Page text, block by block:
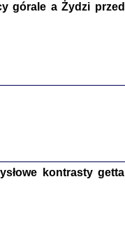
Marta Janczewska
górale a Żydzi przed
kontrasty getta